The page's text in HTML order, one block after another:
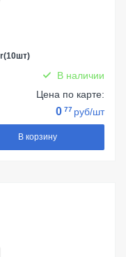
В наличии
Цена по карте:
0 77 руб/шт
В корзину